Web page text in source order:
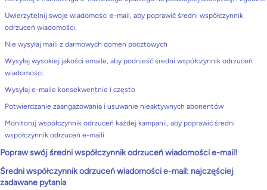
Uwierzytelnij swoje wiadomości e-mail, aby poprawić średni współczynnik
odrzuceń wiadomości.
Nie wysyłaj maili z darmowych domen pocztowych
Wysyłaj wysokiej jakości emaile, aby podnieść średni współczynnik odrzuceń
wiadomości.
Wysyłaj e-maile konsekwentnie i często
Potwierdzanie zaangażowania i usuwanie nieaktywnych abonentów
Monitoruj współczynnik odrzuceń każdej kampanii, aby poprawić średni
współczynnik odrzuceń e-maili
Popraw swój średni współczynnik odrzuceń wiadomości e-mail!
Średni współczynnik odrzuceń wiadomości e-mail: najczęściej
zadawane pytania